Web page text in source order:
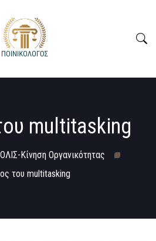
multitasking
Κίνηση Οργανικότητας
του multitasking